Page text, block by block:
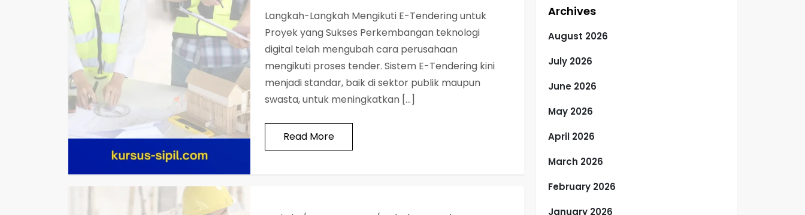
Langkah-Langkah Mengikuti E-Tendering untuk
Proyek yang Sukses Perkembangan teknologi
digital telah mengubah cara perusahaan
mengikuti proses tender. Sistem E-Tendering kini
menjadi standar, baik di sektor publik maupun
swasta, untuk meningkatkan […]
Read More
Archives
August 2026
July 2026
June 2026
May 2026
April 2026
March 2026
February 2026
January 2026